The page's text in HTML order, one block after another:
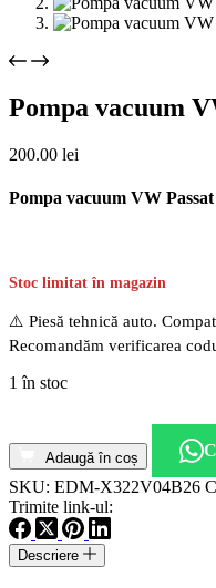
Pompa vacuum
200.00 lei
Pompa vacuum VW
Stoc limitat în magazin
⚠️ Piesă tehnică auto.
Recomandăm verificarea
1 în stoc
Pompa
vacuum
VW
Passat
cod
motor
CBAB
Adaugă în coș
SKU: EDM-X322V04B26
Trimite link-ul:
Descriere